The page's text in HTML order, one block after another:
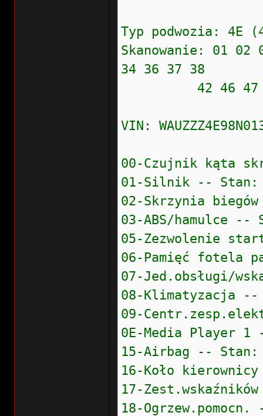
Typ podwozia: 4E
Skanowanie: 01 02
34 36 37 38
42 46 47 4F
VIN:
00-Czujnik kąta
01-Silnik -- Stan:
02-Skrzynia
03-ABS/hamulce --
05-Zezwolenie
06-Pamięć fotela
07-Jed.obsługi/
08-Klimatyzacja --
09-
0E-Media Player 1
15-Airbag -- Stan:
16-Koło
17-
18-